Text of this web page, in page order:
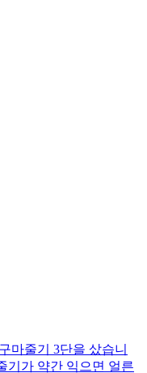
마줄기 3단을 샀습니
기가 약간 익으면 얼른